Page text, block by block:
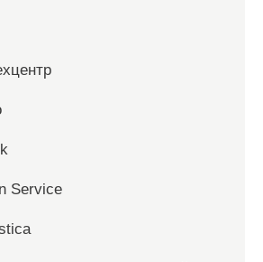
Service